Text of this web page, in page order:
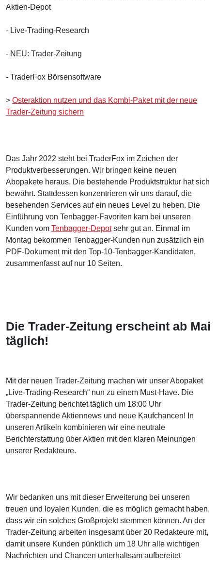
Aktien-Depot
- Live-Trading-Research
- NEU: Trader-Zeitung
- TraderFox Börsensoftware
> Osteraktion nutzen und das Kombi-Paket mit der neue
Trader-Zeitung sichern
Das Jahr 2022 steht bei TraderFox im Zeichen der
Produktverbesserungen. Wir bringen keine neuen
Abopakete heraus. Die bestehende Produktstruktur hat sich
bewährt. Stattdessen konzentrieren wir uns darauf, die
besehenden Services auf ein neues Level zu heben. Die
Einführung von Tenbagger-Favoriten kam bei unseren
Kunden vom Tenbagger-Depotsehr gut an. Einmal im
Montag bekommen Tenbagger-Kunden nun zusätzlich ein
PDF-Dokument mit den Top-10-Tenbagger-Kandidaten,
zusammenfasst auf nur 10 Seiten.
Die Trader-Zeitung erscheint ab Mai
täglich!
Mit der neuen Trader-Zeitung machen wir unser Abopaket
„Live-Trading-Research“ nun zu einem Must-Have. Die
Trader-Zeitung berichtet täglich um 18:00 Uhr
überspannende Aktiennews und neue Kaufchancen! In
unseren Artikeln kombinieren wir eine neutrale
Berichterstattung über Aktien mit den klaren Meinungen
unserer Redakteure.
Wir bedanken uns mit dieser Erweiterung bei unseren
treuen und loyalen Kunden, die es möglich gemacht haben,
dass wir ein solches Großprojekt stemmen können. An der
Trader-Zeitung arbeiten insgesamt über 20 Redakteure mit,
damit unsere Kunden pünktlich um 18 Uhr alle wichtigen
Nachrichten und Chancen unterhaltsam aufbereitet